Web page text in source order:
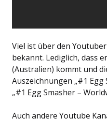
Viel ist über den
bekannt. Lediglich, dass
(Australien) kommt und
Auszeichnungen „#1 Egg
„#1 Egg Smasher –
Auch andere Youtube